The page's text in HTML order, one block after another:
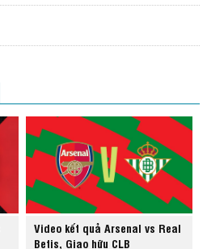
Video kết quả Arsenal vs Real
Betis, Giao hữu CLB